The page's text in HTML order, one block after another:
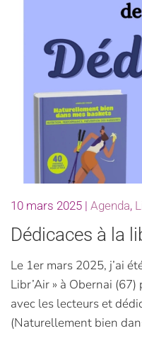
10 mars 2025 | Agenda,
Dédicaces à la
Le 1er mars 2025, j’ai
Libr’Air » à Obernai
avec les lecteurs et
(Naturellement bien